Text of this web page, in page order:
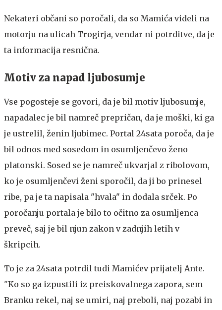
Nekateri občani so poročali, da so Mamića videli na
motorju na ulicah Trogirja, vendar ni potrditve, da je
ta informacija resnična.
Motiv za napad ljubosumje
Vse pogosteje se govori, da je bil motiv ljubosumje,
napadalec je bil namreč prepričan, da je moški, ki ga
je ustrelil, ženin ljubimec. Portal 24sata poroča, da je
bil odnos med sosedom in osumljenčevo ženo
platonski. Sosed se je namreč ukvarjal z ribolovom,
ko je osumljenčevi ženi sporočil, da ji bo prinesel
ribe, pa je ta napisala "hvala" in dodala srček. Po
poročanju portala je bilo to očitno za osumljenca
preveč, saj je bil njun zakon v zadnjih letih v
škripcih.
To je za 24sata potrdil tudi Mamićev prijatelj Ante.
"Ko so ga izpustili iz preiskovalnega zapora, sem
Branku rekel, naj se umiri, naj preboli, naj pozabi in